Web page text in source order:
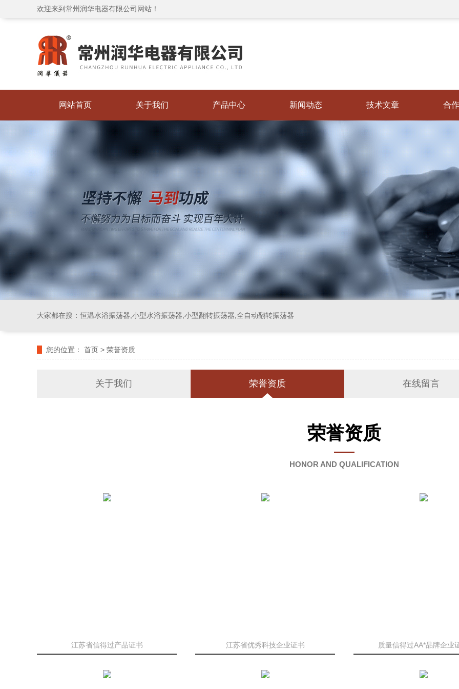
欢迎来到常州润华电器有限公司网站！
网站首页 关于我们 产品中心 新闻动态 技术文章 合
大家都在搜：恒温水浴振荡器,小型水浴振荡器,小型翻转振荡器,全自动翻转振荡器
您的位置： 首页 > 荣誉资质
关于我们 荣誉资质 在线留言
荣誉资质
HONOR AND QUALIFICATION
江苏省信得过产品证书 江苏省优秀科技企业证书 质量信得过AA*品牌企业